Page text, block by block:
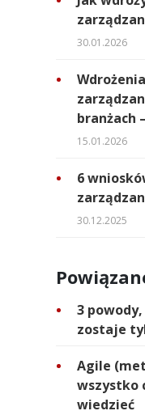
30.01.2026
branżach
15.01.2026
6
30.12.2025
3
zostaje
Agile
wszystko
wiedzieć